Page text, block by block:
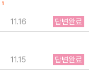
1
11.16 답변완료
11.15 답변완료